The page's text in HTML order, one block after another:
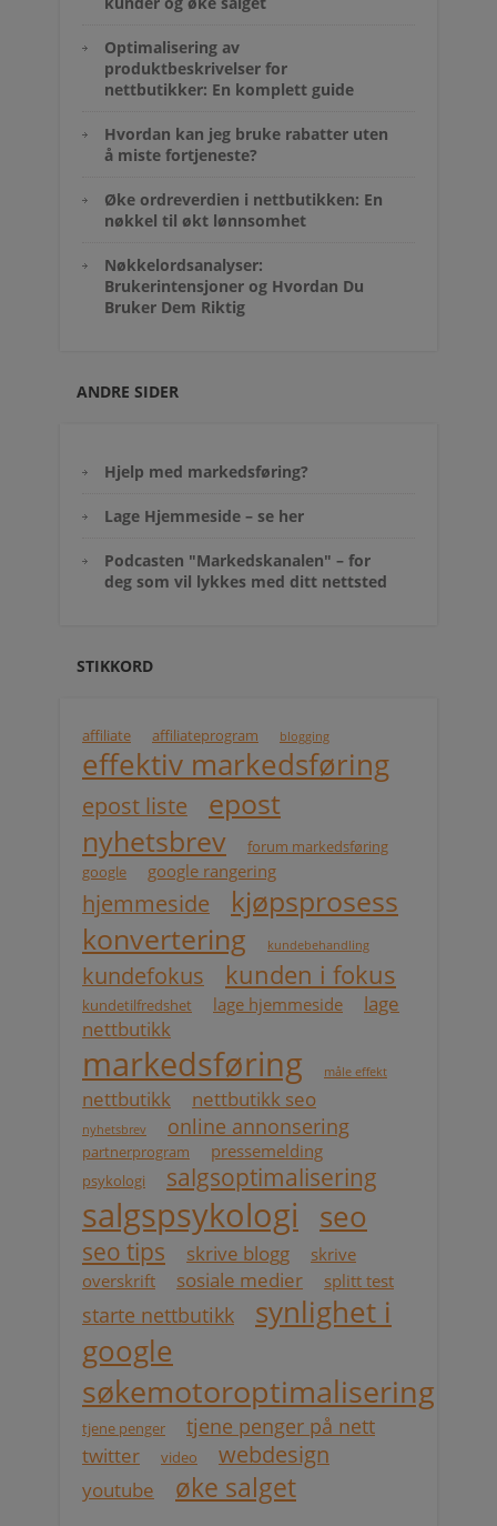
Optimalisering av
produktbeskrivelser for
nettbutikker: En komplett guide
Hvordan kan jeg bruke rabatter uten
å miste fortjeneste?
Øke ordreverdien i nettbutikken: En
nøkkel til økt lønnsomhet
Nøkkelordsanalyser:
Brukerintensjoner og Hvordan Du
Bruker Dem Riktig
ANDRE SIDER
Hjelp med markedsføring?
Lage Hjemmeside – se her
Podcasten "Markedskanalen" – for
deg som vil lykkes med ditt nettsted
STIKKORD
affiliate affiliateprogram blogging
effektiv markedsføring
epost liste
epost
nyhetsbrev
forum markedsføring
google
google rangering
hjemmeside
kjøpsprosess
konvertering
kundebehandling
kundefokus kunden i fokus
kundetilfredshet lage hjemmeside
lage
nettbutikk
markedsføring måle effekt
nettbutikk nettbutikk seo
nyhetsbrev online annonsering
partnerprogram pressemelding
psykologi salgsoptimalisering
salgspsykologi seo
seo tips skrive blogg
skrive
overskrift
sosiale medier splitt test
starte nettbutikk
synlighet i
google
søkemotoroptimalisering
tjene penger tjene penger på nett
twitter video webdesign
youtube øke salget